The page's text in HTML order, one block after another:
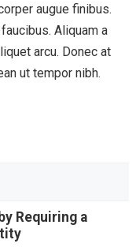
augue finibus.
Aliquam a
arcu. Donec at
ut tempor nibh.
Requiring a